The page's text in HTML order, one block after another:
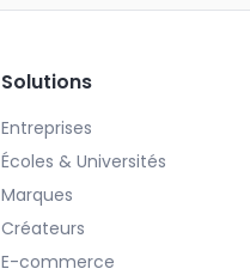
Solutions
Entreprises
Écoles & Universités
Marques
Créateurs
E-commerce